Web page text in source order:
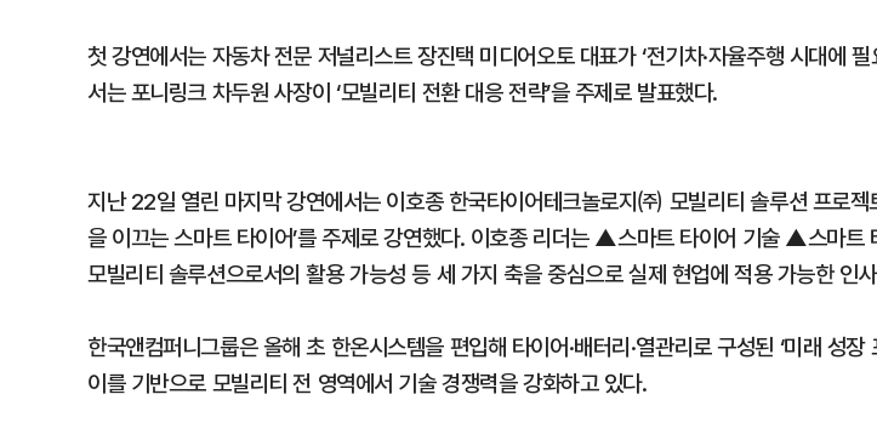
첫 강연에서는 자동차 전문 저널리스트 장진택 미디어오토 대표가 ‘전기차·자율주행 시대에
서는 포니링크 차두원 사장이 ‘모빌리티 전환 대응 전략’을 주제로 발표했다.
지난 22일 열린 마지막 강연에서는 이호종 한국타이어테크놀로지㈜ 모빌리티 솔루션 프로젝
을 이끄는 스마트 타이어’를 주제로 강연했다. 이호종 리더는 ▲스마트 타이어 기술 ▲스마
모빌리티 솔루션으로서의 활용 가능성 등 세 가지 축을 중심으로 실제 현업에 적용 가능한 인
한국앤컴퍼니그룹은 올해 초 한온시스템을 편입해 타이어·배터리·열관리로 구성된 ‘미래 성장
이를 기반으로 모빌리티 전 영역에서 기술 경쟁력을 강화하고 있다.